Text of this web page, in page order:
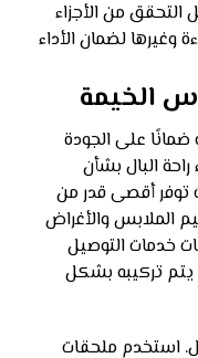
من الأجزاء
وغيرها لضمان الأداء
الخيمة
على الجودة
البال بشأن
توفر أقصى قدر من
الملابس والأغراض
خدمات التوصيل
يتم تركيبه بشكل
استخدم ملحقات